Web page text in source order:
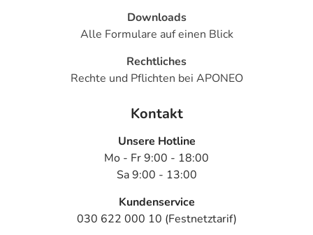
Downloads
Alle Formulare auf einen Blick
Rechtliches
Rechte und Pflichten bei APONEO
Kontakt
Unsere Hotline
Mo - Fr 9:00 - 18:00
Sa 9:00 - 13:00
Kundenservice
030 622 000 10 (Festnetztarif)